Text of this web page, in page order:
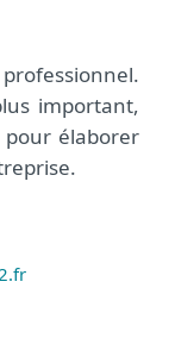
important,
élaborer